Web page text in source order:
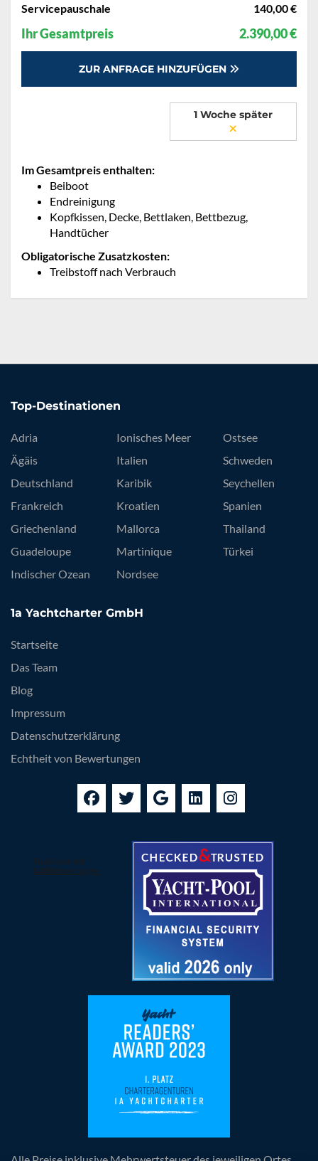
Servicepauschale
140,00 €
Ihr Gesamtpreis 2.390,00 €
ZUR ANFRAGE HINZUFÜGEN
1 Woche später
Im Gesamtpreis enthalten:
Beiboot
Endreinigung
Kopfkissen, Decke, Bettlaken, Bettbezug,
Handtücher
Obligatorische Zusatzkosten:
Treibstoff nach Verbrauch
Top-Destinationen
Adria
Ägäis
Deutschland
Frankreich
Griechenland
Guadeloupe
Indischer Ozean
Ionisches Meer
Italien
Karibik
Kroatien
Mallorca
Martinique
Nordsee
Ostsee
Schweden
Seychellen
Spanien
Thailand
Türkei
1a Yachtcharter GmbH
Startseite
Das Team
Blog
Impressum
Datenschutzerklärung
Echtheit von Bewertungen